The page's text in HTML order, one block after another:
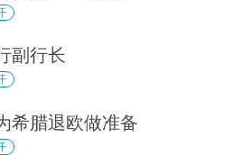
副行长
希腊退欧做准备